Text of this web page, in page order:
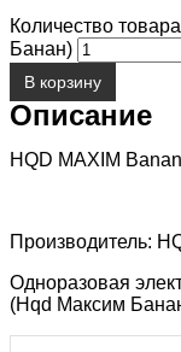
Количество
Банан)
В корзину
Описание
HQD MAXIM
Производитель:
Одноразовая
(Hqd Максим